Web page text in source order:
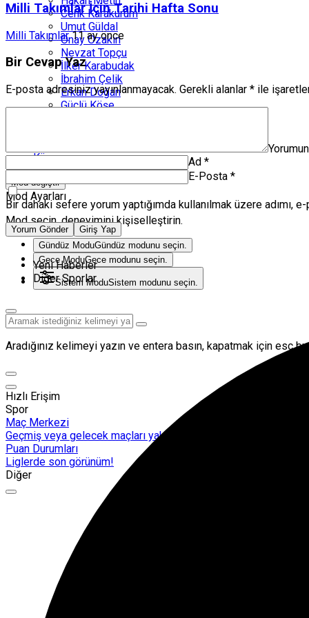
Cenk Karakurum
Umut Güldal
Onay Özakın
Nevzat Topçu
İlker Karabudak
İbrahim Çelik
Erkan Doğan
Güçlü Köşe
Künye
Mod değiştir
Mod Ayarları
Mod seçin, deneyimini kişiselleştirin.
Gündüz ModuGündüz modunu seçin.
Gece ModuGece modunu seçin.
Sistem ModuSistem modunu seçin.
Aradığınız kelimeyi yazın ve entera basın, kapatmak için esc
Hızlı Erişim
Spor
Maç Merkezi
Geçmiş veya gelecek maçları yakından takip edebilirsiniz.
Puan Durumları
Liglerde son görünüm!
Diğer
Milli Takımlar İçin Tarihi Hafta Sonu
Milli Takımlar 11 ay önce
Bir Cevap Yaz
E-posta adresiniz yayınlanmayacak. Gerekli alanlar * ile
Ad *
E-Posta *
Bir dahaki sefere yorum yaptığımda kullanılmak üzere
Yorum Gönder Giriş Yap
Yeni Haberler
Diğer Sporlar